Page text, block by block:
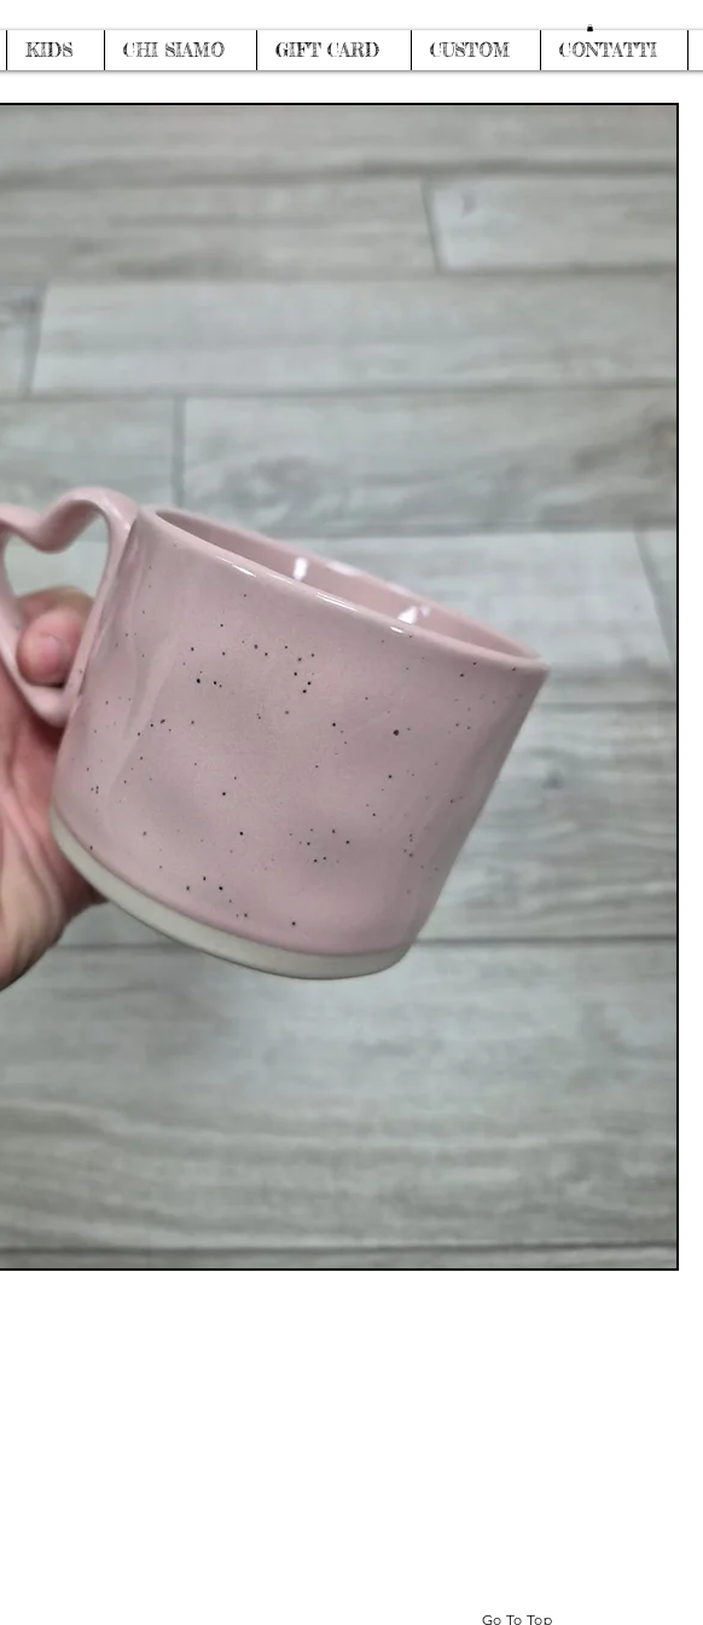
Accedi
KIDS CHI SIAMO GIFT CARD CUSTOM CONTATTI
Go To Top